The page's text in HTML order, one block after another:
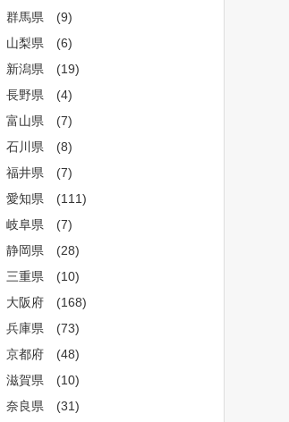
群馬県
(9)
山梨県
(6)
新潟県
(19)
長野県
(4)
富山県
(7)
石川県
(8)
福井県
(7)
愛知県
(111)
岐阜県
(7)
静岡県
(28)
三重県
(10)
大阪府
(168)
兵庫県
(73)
京都府
(48)
滋賀県
(10)
奈良県
(31)